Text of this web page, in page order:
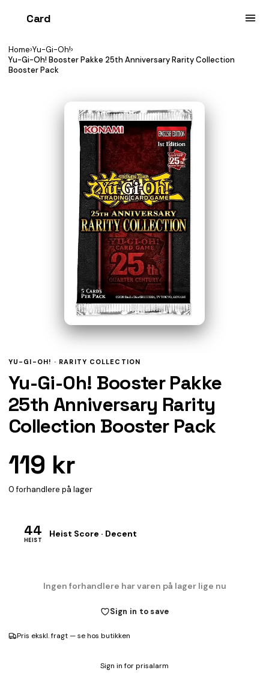
Card
Home›Yu-Gi-Oh!›
Yu-Gi-Oh! Booster Pakke 25th Anniversary Rarity Collection
Booster Pack
YU-GI-OH! · RARITY COLLECTION
Yu-Gi-Oh! Booster Pakke
25th Anniversary Rarity
Collection Booster Pack
119 kr
0 forhandlere på lager
44
HEIST
Heist Score · Decent
Ingen forhandlere har varen på lager lige nu
Sign in to save
Pris ekskl. fragt — se hos butikken
Sign in for prisalarm